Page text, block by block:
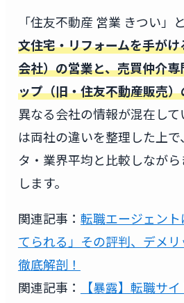
「住友不動産 営業 きつい」
文住宅・リフォームを手が
会社）の営業と、売買仲介
ップ（旧・住友不動産販売
異なる会社の情報が混在し
は両社の違いを整理した上
タ・業界平均と比較しなが
します。
関連記事： 転職エージェン
てられる」その評判、デメ
徹底解剖！
関連記事：
【暴露】転職サ